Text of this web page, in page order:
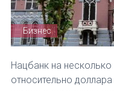
Бизнес
Нацбанк на
относительно